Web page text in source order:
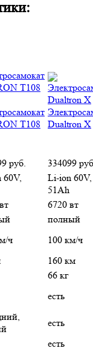
T108
Dualtron X
руб.
334099
Li-ion 60V,
51Ah
6720 вт
полный
ч
100 км/ч
160 км
66 кг
есть
есть
есть